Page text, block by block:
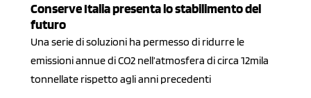
Conserve Italia presenta lo stabilimento del
futuro
Una serie di soluzioni ha permesso di ridurre le
emissioni annue di CO2 nell’atmosfera di circa 12mila
tonnellate rispetto agli anni precedenti